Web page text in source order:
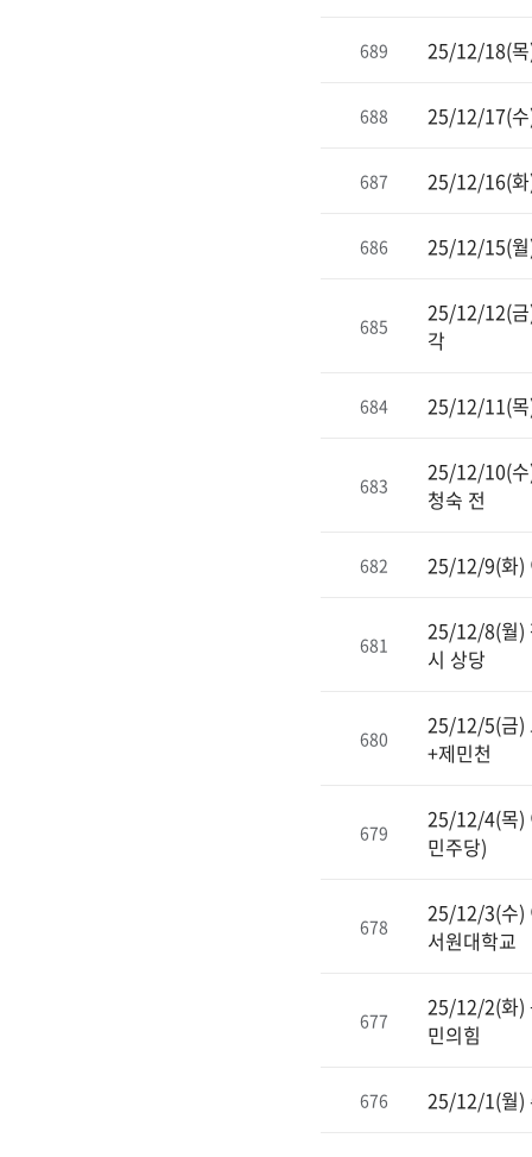
689 25/12/18(목
688 25/12/17(수
687 25/12/16(화
686 25/12/15(월
685
25/12/12(금
각
684 25/12/11(목
683
25/12/10(수
청숙 전
682 25/12/9(화)
681
25/12/8(월)
시 상당
680
25/12/5(금)
+제민천
679
25/12/4(목)
민주당)
678
25/12/3(수)
서원대학교
677
25/12/2(화)
민의힘
676 25/12/1(월)